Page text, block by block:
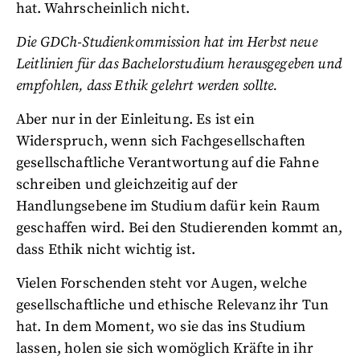
hat. Wahrscheinlich nicht.
Die GDCh-Studienkommission hat im Herbst neue
Leitlinien für das Bachelorstudium herausgegeben und
empfohlen, dass Ethik gelehrt werden sollte.
Aber nur in der Einleitung. Es ist ein
Widerspruch, wenn sich Fachgesellschaften
gesellschaftliche Verantwortung auf die Fahne
schreiben und gleichzeitig auf der
Handlungsebene im Studium dafür kein Raum
geschaffen wird. Bei den Studierenden kommt an,
dass Ethik nicht wichtig ist.
Vielen Forschenden steht vor Augen, welche
gesellschaftliche und ethische Relevanz ihr Tun
hat. In dem Moment, wo sie das ins Studium
lassen, holen sie sich womöglich Kräfte in ihr